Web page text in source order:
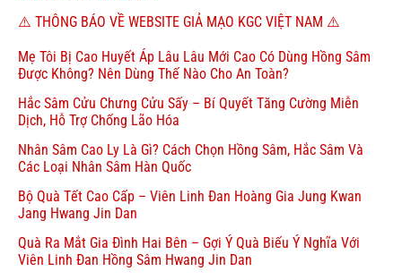
⚠️ THÔNG BÁO VỀ WEBSITE GIẢ MẠO KGC VIỆT NAM ⚠️
Mẹ Tôi Bị Cao Huyết Áp Lâu Lâu Mới Cao Có Dùng Hồng Sâm
Được Không? Nên Dùng Thế Nào Cho An Toàn?
Hắc Sâm Cửu Chưng Cửu Sấy – Bí Quyết Tăng Cường Miễn
Dịch, Hỗ Trợ Chống Lão Hóa
Nhân Sâm Cao Ly Là Gì? Cách Chọn Hồng Sâm, Hắc Sâm Và
Các Loại Nhân Sâm Hàn Quốc
Bộ Quà Tết Cao Cấp – Viên Linh Đan Hoàng Gia Jung Kwan
Jang Hwang Jin Dan
Quà Ra Mắt Gia Đình Hai Bên – Gợi Ý Quà Biếu Ý Nghĩa Với
Viên Linh Đan Hồng Sâm Hwang Jin Dan